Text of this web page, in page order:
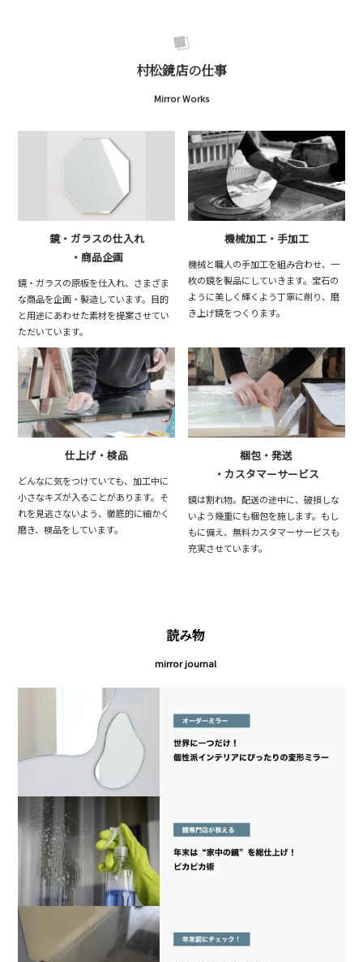
村松鏡店の仕事
Mirror Works
鏡・ガラスの仕入れ
・商品企画
鏡・ガラスの原板を仕入れ、さまざま
な商品を企画・製造しています。目的
と用途にあわせた素材を提案させてい
ただいています。
機械加工・手加工
機械と職人の手加工を組み合わせ、一
枚の鏡を製品にしていきます。宝石の
ように美しく輝くよう丁寧に削り、磨
き上げ鏡をつくります。
仕上げ・検品
どんなに気をつけていても、加工中に
小さなキズが入ることがあります。そ
れを見逃さないよう、徹底的に細かく
磨き、検品をしています。
梱包・発送
・カスタマーサービス
鏡は割れ物。配送の途中に、破損しな
いよう幾重にも梱包を施します。もし
もに備え、無料カスタマーサービスも
充実させています。
読み物
mirror journal